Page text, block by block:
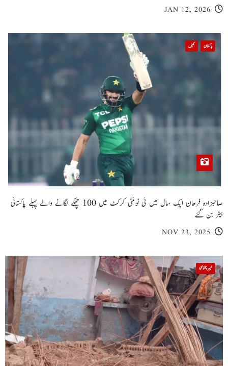
JAN 12, 2026
پاکستان کھیل
صاحبزادہ فرحان ایک سال میں ٹی ٹوئنٹی کرکٹ میں 100 چھکے لگانے والے پہلے پاکستانی
بیٹر بن گئے
NOV 23, 2025
خیبر پختونخوا